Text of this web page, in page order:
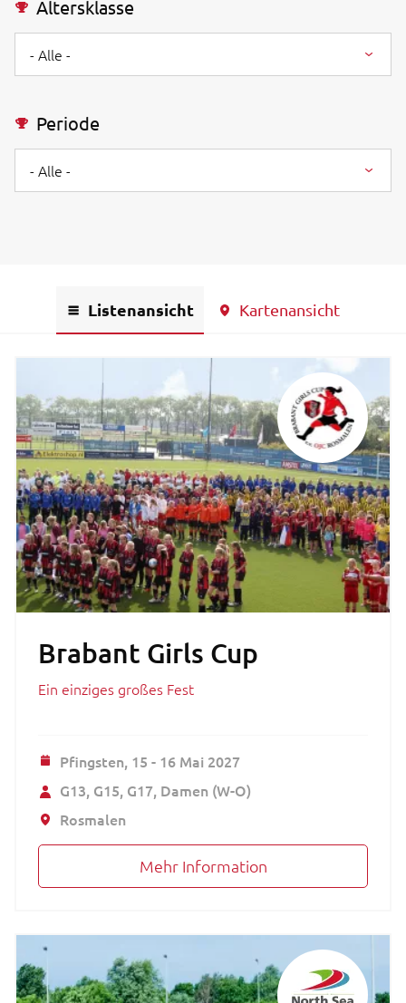
Altersklasse
- Alle -
Periode
- Alle -
Listenansicht Kartenansicht
Brabant Girls Cup
Ein einziges großes Fest
Pfingsten, 15 - 16 Mai 2027
G13 G15 G17 Damen (W-O)
Rosmalen
Mehr Information